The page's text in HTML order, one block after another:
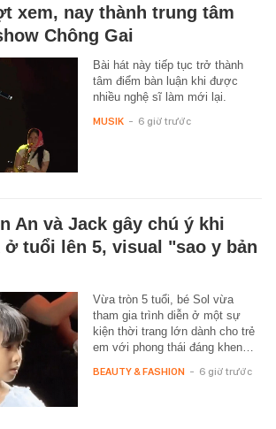
xem, nay thành trung tâm
Chông Gai
Bài hát này tiếp tục trở thành
tâm điểm bàn luận khi được
nhiều nghệ sĩ làm mới lại.
MUSIK - 6 giờ trước
An và Jack gây chú ý khi
tuổi lên 5, visual "sao y bản
Vừa tròn 5 tuổi, bé Sol vừa
tham gia trình diễn ở một sự
kiện thời trang lớn dành cho trẻ
em với phong thái đáng khen…
BEAUTY & FASHION - 6 giờ trước